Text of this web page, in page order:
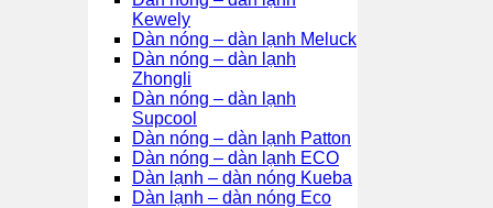
Kewely
Dàn nóng – dàn lạnh Meluck
Dàn nóng – dàn lạnh
Zhongli
Dàn nóng – dàn lạnh
Supcool
Dàn nóng – dàn lạnh Patton
Dàn nóng – dàn lạnh ECO
Dàn lạnh – dàn nóng Kueba
Dàn lạnh – dàn nóng Eco